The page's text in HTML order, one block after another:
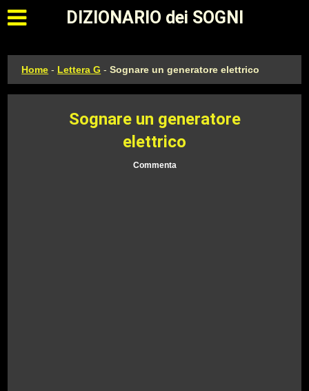
Apri il menu principale
DIZIONARIO dei SOGNI
Home - Lettera G -Sognare un generatore elettrico
Sognare un generatore
elettrico
Commenta